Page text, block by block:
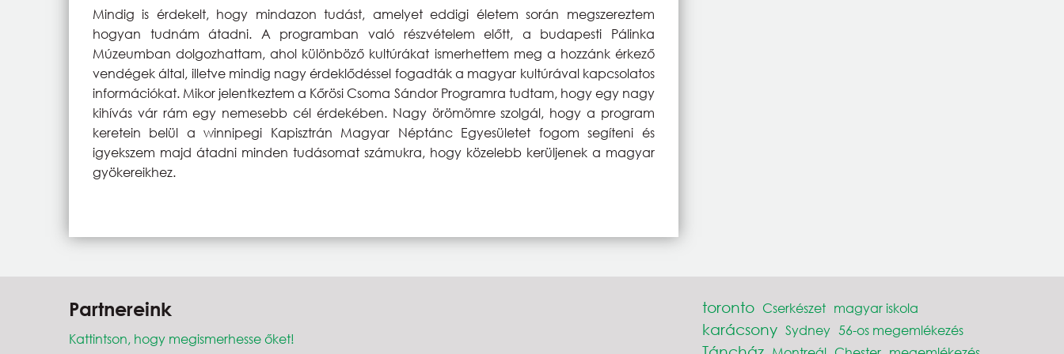
Mindig is érdekelt, hogy mindazon tudást, amelyet eddigi életem során megszereztem
hogyan tudnám átadni. A programban való részvételem előtt, a budapesti Pálinka
Múzeumban dolgozhattam, ahol különböző kultúrákat ismerhettem meg a hozzánk érkező
vendégek által, illetve mindig nagy érdeklődéssel fogadták a magyar kultúrával kapcsolatos
információkat. Mikor jelentkeztem a Kőrösi Csoma Sándor Programra tudtam, hogy egy nagy
kihívás vár rám egy nemesebb cél érdekében. Nagy örömömre szolgál, hogy a program
keretein belül a winnipegi Kapisztrán Magyar Néptánc Egyesületet fogom segíteni és
igyekszem majd átadni minden tudásomat számukra, hogy közelebb kerüljenek a magyar
gyökereikhez.
Partnereink
Kattintson, hogy megismerhesse őket!
toronto Cserkészet magyar iskola
karácsony Sydney 56-os megemlékezés